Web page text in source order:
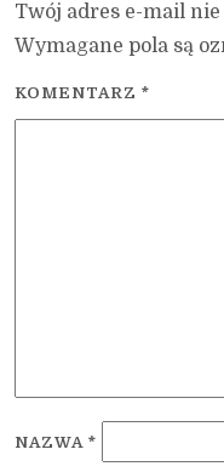
Twój adres e-mail
Wymagane pola są
KOMENTARZ *
NAZWA *